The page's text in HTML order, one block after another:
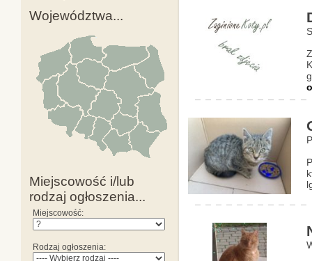
Województwa...
Miejscowość i/lub
rodzaj ogłoszenia...
Miejscowość:
Rodzaj ogłoszenia: